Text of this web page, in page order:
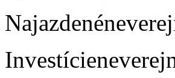
Najazdené
Investície